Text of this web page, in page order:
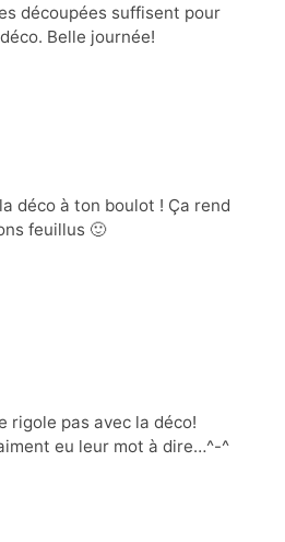
découpées suffisent pour
Belle journée!
déco à ton boulot ! Ça rend
feuillus 🙂
rigole pas avec la déco!
eu leur mot à dire…^-^